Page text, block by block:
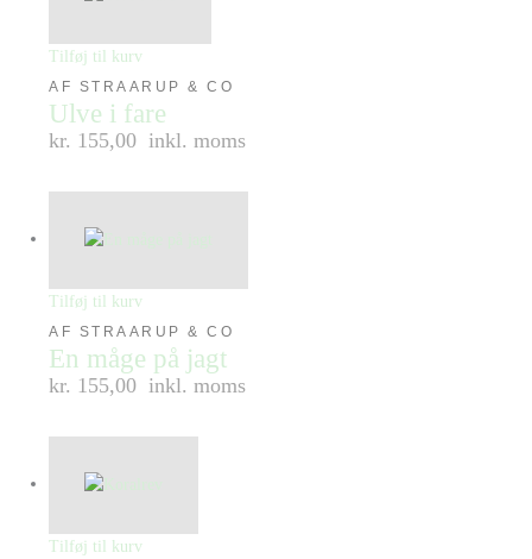
Tilføj til kurv
AF STRAARUP & CO
Ulve i fare
kr. 155,00 inkl. moms
Tilføj til kurv
AF STRAARUP & CO
En måge på jagt
kr. 155,00 inkl. moms
Tilføj til kurv